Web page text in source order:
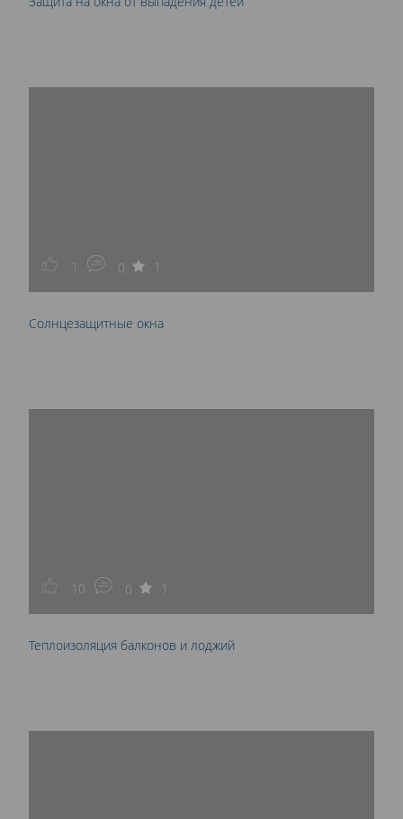
1 0 1
Солнцезащитные окна
10 0 1
Теплоизоляция балконов и лоджий